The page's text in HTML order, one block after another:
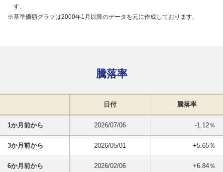
す。
※基準価額グラフは2000年1月以降のデータを元に作成しております。
騰落率
日付 騰落率
1か月前から 2026/07/06 -1.12％
3か月前から 2026/05/01 +5.65％
6か月前から 2026/02/06 +6.84％